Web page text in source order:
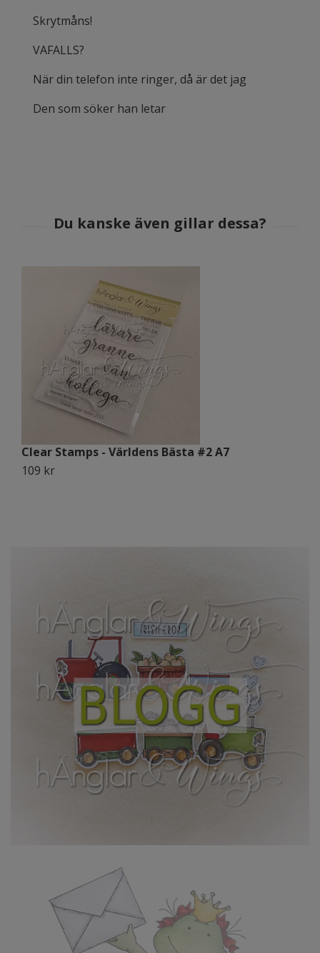
Skrytmåns!
VAFALLS?
När din telefon inte ringer, då är det jag
Den som söker han letar
Clear Stamps - Världens Bästa #2 A7
109 kr